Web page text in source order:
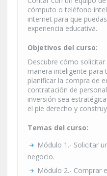
cómputo o teléfono
internet para que
experiencia educativa.
Objetivos del curso:
Descubre cómo
manera inteligente para
planificar la compra de
contratación de
inversión sea
el pie derecho y
Temas del curso:
Módulo 1.- Solicitar
negocio.
Módulo 2.- Comprar